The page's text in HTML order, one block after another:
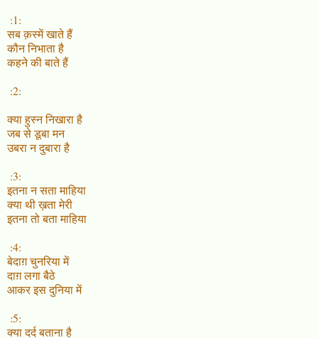
:1:
सब क़स्में खाते हैं
कौन निभाता है
कहने की बाते हैं
:2:
क्या हुस्न निखारा है
जब से डूबा मन
उबरा न दुबारा है
:3:
इतना न सता माहिया
क्या थी ख़ता मेरी
इतना तो बता माहिया
:4:
बेदाग़ चुनरिया में
दाग़ लगा बैठे
आकर इस दुनिया में
:5:
क्या दर्द बताना है